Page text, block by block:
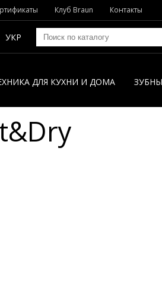
Клуб Braun Контакты
УКР
ДЛЯ КУХНИ И ДОМА